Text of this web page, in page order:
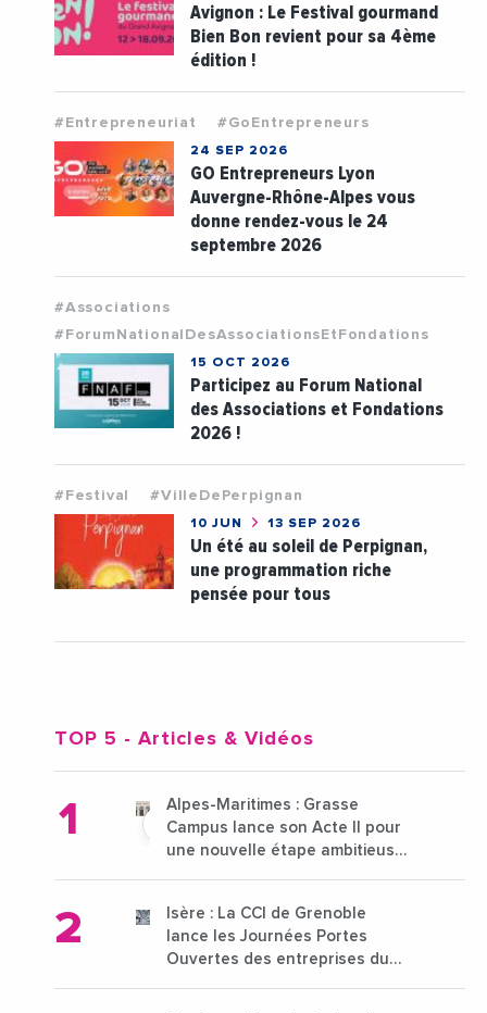
Avignon : Le Festival gourmand
Bien Bon revient pour sa 4ème
édition !
#Entrepreneuriat #GoEntrepreneurs
24 SEP 2026
GO Entrepreneurs Lyon
Auvergne-Rhône-Alpes vous
donne rendez-vous le 24
septembre 2026
#Associations
#ForumNationalDesAssociationsEtFondations
15 OCT 2026
Participez au Forum National
des Associations et Fondations
2026 !
#Festival #VilleDePerpignan
10 JUN 13 SEP 2026
Un été au soleil de Perpignan,
une programmation riche
pensée pour tous
TOP 5 - Articles & Vidéos
Alpes-Maritimes : Grasse
Campus lance son Acte II pour
une nouvelle étape ambitieuse
Isère : La CCI de Grenoble
lance les Journées Portes
Ouvertes des entreprises du